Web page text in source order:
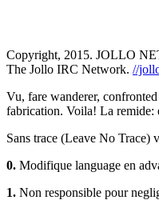
Copyright, 2015. JOLLO
The Jollo IRC Network. //
Vu, fare wanderer,
fabrication. Voila! La remide:
Sans trace (Leave No Trace)
0. Modifique language en
1. Non responsible pour